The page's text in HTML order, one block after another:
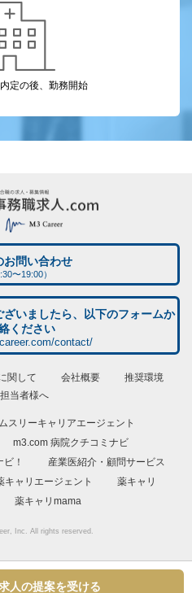
内定の後、勤務開始
人の提案を受ける
お問い合わせ
〜19:00）
いましたら、以下のフォームか
ください
contact/
関して 会社概要
推奨環境
当者様へ
スリーキャリアエージェント
m3.com 病院クチコミナビ
ビ！
産業医紹介・顧問サービス
キャリエージェント
薬キャリ
薬キャリmama
Inc. All rights reserved.